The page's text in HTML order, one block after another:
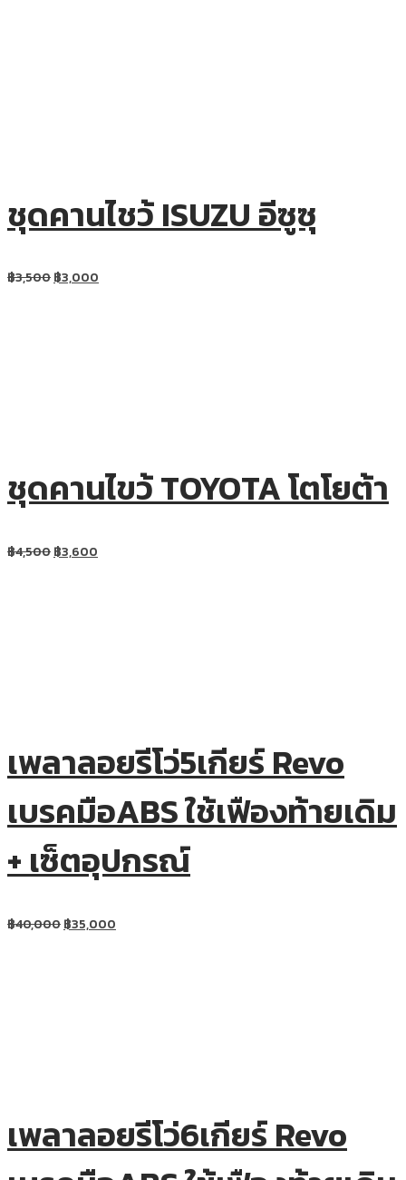
ชุดคานไชว้ ISUZU อีซูซุ
฿3,500฿3,000
ชุดคานไขว้ TOYOTA โตโยต้า
฿4,500฿3,600
เพลาลอยรีโว่5เกียร์ Revo
เบรคมือABS ใช้เฟืองท้ายเดิม
+ เซ็ตอุปกรณ์
฿40,000฿35,000
เพลาลอยรีโว่6เกียร์ Revo